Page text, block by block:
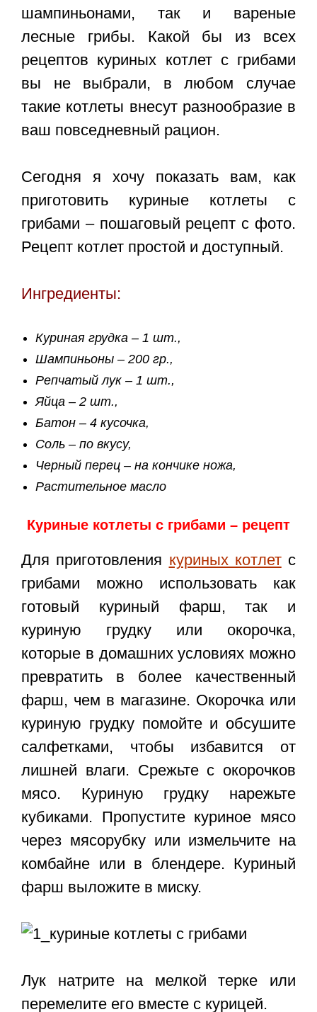
шампиньонами, так и вареные
лесные грибы. Какой бы из всех
рецептов куриных котлет с грибами
вы не выбрали, в любом случае
такие котлеты внесут разнообразие в
ваш повседневный рацион.
Сегодня я хочу показать вам, как
приготовить куриные котлеты с
грибами – пошаговый рецепт с фото.
Рецепт котлет простой и доступный.
Ингредиенты:
Куриная грудка – 1 шт.,
Шампиньоны – 200 гр.,
Репчатый лук – 1 шт.,
Яйца – 2 шт.,
Батон – 4 кусочка,
Соль – по вкусу,
Черный перец – на кончике ножа,
Растительное масло
Куриные котлеты с грибами – рецепт
Для приготовления куриных котлетс
грибами можно использовать как
готовый куриный фарш, так и
куриную грудку или окорочка,
которые в домашних условиях можно
превратить в более качественный
фарш, чем в магазине. Окорочка или
куриную грудку помойте и обсушите
салфетками, чтобы избавится от
лишней влаги. Срежьте с окорочков
мясо. Куриную грудку нарежьте
кубиками. Пропустите куриное мясо
через мясорубку или измельчите на
комбайне или в блендере. Куриный
фарш выложите в миску.
Лук натрите на мелкой терке или
перемелите его вместе с курицей.